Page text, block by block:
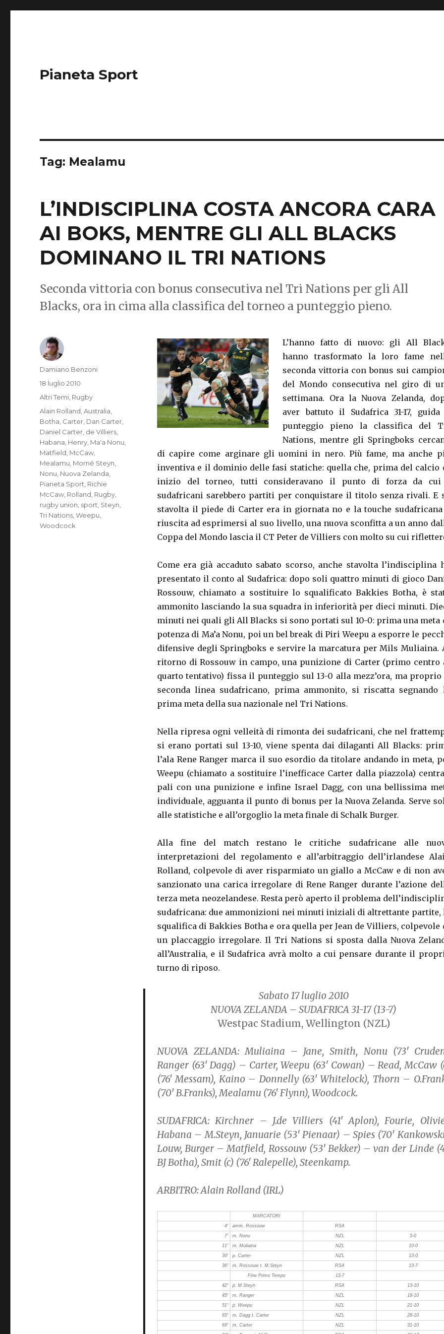
Pianeta Sport
Tag: Mealamu
L’INDISCIPLINA COSTA ANCORA CARA
AI BOKS, MENTRE GLI ALL BLACKS
DOMINANO IL TRI NATIONS
Seconda vittoria con bonus consecutiva nel Tri Nations per gli All
Blacks, ora in cima alla classifica del torneo a punteggio pieno.
L’hanno fatto di nuovo: gli All
hanno trasformato la loro fame
seconda vittoria con bonus sui
del Mondo consecutiva nel giro di
settimana. Ora la Nuova Zelanda,
aver battuto il Sudafrica 31-17, guida
punteggio pieno la classifica del
Nations, mentre gli Springboks
di capire come arginare gli uomini in nero. Più fame, ma anche
inventiva e il dominio delle fasi statiche: quella che, prima del calcio
inizio del torneo, tutti consideravano il punto di forza da
sudafricani sarebbero partiti per conquistare il titolo senza rivali. E
stavolta il piede di Carter era in giornata no e la touche sudafricana
riuscita ad esprimersi al suo livello, una nuova sconfitta a un anno
Coppa del Mondo lascia il CT Peter de Villiers con molto su cui
Come era già accaduto sabato scorso, anche stavolta l’indisciplina
presentato il conto al Sudafrica: dopo soli quattro minuti di gioco
Rossouw, chiamato a sostituire lo squalificato Bakkies Botha, è
ammonito lasciando la sua squadra in inferiorità per dieci minuti.
minuti nei quali gli All Blacks si sono portati sul 10-0: prima una meta
potenza di Ma’a Nonu, poi un bel break di Piri Weepu a esporre le
difensive degli Springboks e servire la marcatura per Mils Muliaina.
ritorno di Rossouw in campo, una punizione di Carter (primo centro
quarto tentativo) fissa il punteggio sul 13-0 alla mezz’ora, ma
seconda linea sudafricano, prima ammonito, si riscatta segnando
prima meta della sua nazionale nel Tri Nations.
Nella ripresa ogni velleità di rimonta dei sudafricani, che nel
si erano portati sul 13-10, viene spenta dai dilaganti All Blacks:
l’ala Rene Ranger marca il suo esordio da titolare andando in meta,
Weepu (chiamato a sostituire l’inefficace Carter dalla piazzola)
pali con una punizione e infine Israel Dagg, con una bellissima
individuale, agguanta il punto di bonus per la Nuova Zelanda. Serve
alle statistiche e all’orgoglio la meta finale di Schalk Burger.
Alla fine del match restano le critiche sudafricane alle
interpretazioni del regolamento e all’arbitraggio dell’irlandese
Rolland, colpevole di aver risparmiato un giallo a McCaw e di non
sanzionato una carica irregolare di Rene Ranger durante l’azione
terza meta neozelandese. Resta però aperto il problema
sudafricana: due ammonizioni nei minuti iniziali di altrettante partite,
squalifica di Bakkies Botha e ora quella per Jean de Villiers, colpevole
un placcaggio irregolare. Il Tri Nations si sposta dalla Nuova
all’Australia, e il Sudafrica avrà molto a cui pensare durante il
turno di riposo.
Sabato 17 luglio 2010
NUOVA ZELANDA – SUDAFRICA 31-17(13-7)
Westpac Stadium, Wellington (NZL)
NUOVA ZELANDA: Muliaina – Jane, Smith, Nonu (73′
Ranger (63′ Dagg) – Carter, Weepu (63′ Cowan) – Read, McCaw
(76′ Messam), Kaino – Donnelly (63′ Whitelock), Thorn –
(70′ B.Franks), Mealamu (76′ Flynn), Woodcock.
SUDAFRICA:Kirchner – J.de Villiers (41′ Aplon), Fourie,
Habana – M.Steyn, Januarie (53′ Pienaar) – Spies (70′
Louw, Burger – Matfield, Rossouw (53′ Bekker) – van der Linde
BJ Botha), Smit (c) (76′ Ralepelle), Steenkamp.
ARBITRO:Alain Rolland (IRL)
MARCATORI
4′
amm. Rossouw
RSA
7′
m. Nonu NZL
5-0
11′
m. Muliaina NZL
10-0
30′
p. Carter NZL
13-0
36′
m. Rossouw t. M.Steyn RSA
13-7
Fine Primo Tempo
13-7
42′
p. M.Steyn RSA
13-10
45′
m. Ranger NZL
18-10
51′
p. Weepu NZL
21-10
65′
m. Dagg t. Carter NZL
28-10
69′
m. Carter NZL
31-10
Autore
Damiano Benzoni
Pubblicato
il
18 luglio 2010
Categorie
Altri Temi Rugby
Tag
Alain Rolland ,Australia
Botha Carter Dan Carter
Daniel Carter de Villiers
Habana Henry Ma'a Nonu
Matfield McCaw
Mealamu Morné Steyn
Nonu Nuova Zelanda
Pianeta Sport Richie
McCaw Rolland Rugby
rugby union sport Steyn
Tri Nations ,Weepu
Woodcock